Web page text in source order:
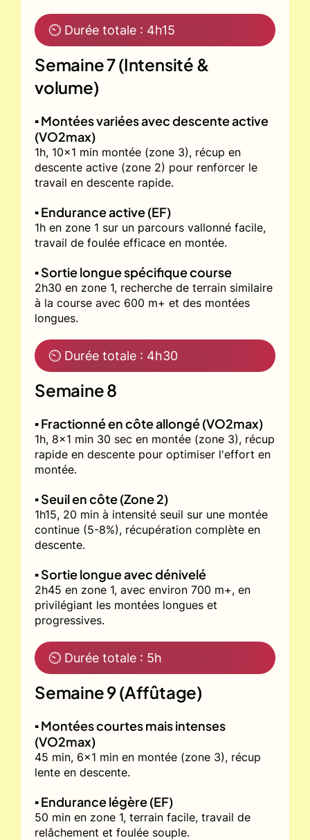
⏲ Durée totale : 4h15
Semaine 7 (Intensité &
volume)
▪️ Montées variées avec descente active
(VO2max)
1h, 10x1 min montée (zone 3), récup en
descente active (zone 2) pour renforcer le
travail en descente rapide.
▪️ Endurance active (EF)
1h en zone 1 sur un parcours vallonné facile,
travail de foulée efficace en montée.
▪️ Sortie longue spécifique course
2h30 en zone 1, recherche de terrain similaire
à la course avec 600 m+ et des montées
longues.
⏲ Durée totale : 4h30
Semaine 8
▪️ Fractionné en côte allongé (VO2max)
1h, 8x1 min 30 sec en montée (zone 3), récup
rapide en descente pour optimiser l'effort en
montée.
▪️ Seuil en côte (Zone 2)
1h15, 20 min à intensité seuil sur une montée
continue (5-8%), récupération complète en
descente.
▪️ Sortie longue avec dénivelé
2h45 en zone 1, avec environ 700 m+, en
privilégiant les montées longues et
progressives.
⏲ Durée totale : 5h
Semaine 9 (Affûtage)
▪️ Montées courtes mais intenses
(VO2max)
45 min, 6x1 min en montée (zone 3), récup
lente en descente.
▪️ Endurance légère (EF)
50 min en zone 1, terrain facile, travail de
relâchement et foulée souple.